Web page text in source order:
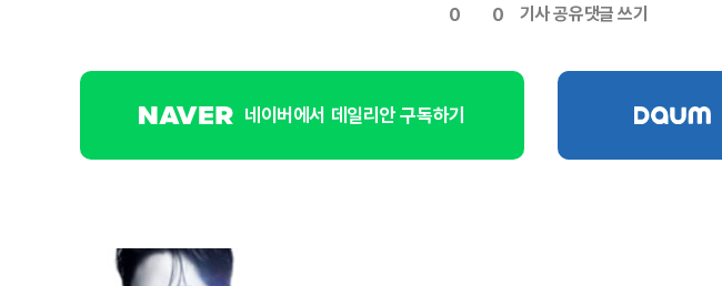
0 0 기사 공유댓글 쓰기
네이버에서 데일리안 구독하기